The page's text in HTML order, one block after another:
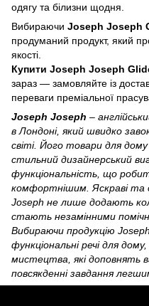
одягу та білизни щодня.
Вибираючи Joseph Joseph
продуманий продукт, який
якості.
Купити Joseph Joseph
зараз — замовляйте із
переваги преміальної
Joseph Joseph –
в Лондоні, який швидко
світі. Його товари для
стильний дизайнерський
функціональність, що
комфортнішим. Яскраві та
Joseph не лише додають
стають незамінними
Вибираючи продукцію
функціональні речі для
мистецтва, які доповнять
повсякденні завдання